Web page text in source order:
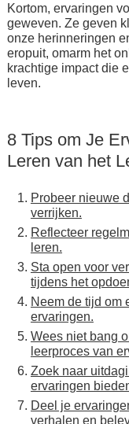
Kortom, ervaringen
geweven. Ze geven
onze herinneringen
eropuit, omarm het
krachtige impact die
leven.
8 Tips om Je
Leren van het
Probeer nieuwe
verrijken.
Reflecteer
leren.
Sta open voor
tijdens het
Neem de tijd om
ervaringen.
Wees niet bang
leerproces van
Zoek naar
ervaringen
Deel je
verhalen en